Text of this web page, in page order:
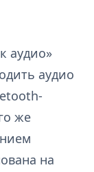
аудио»
аудио
же
на